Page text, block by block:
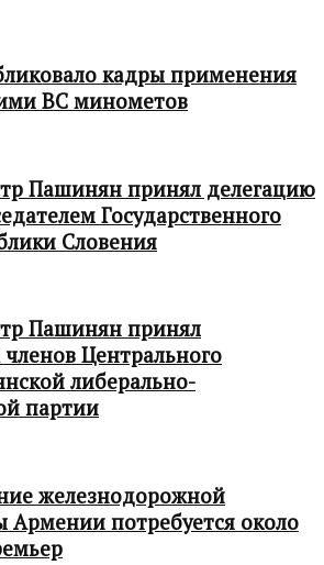
кадры применения
ВС минометов
Пашинян принял делегацию
Государственного
Словения
Пашинян принял
Центрального
либерально-
партии
железнодорожной
Армении потребуется около